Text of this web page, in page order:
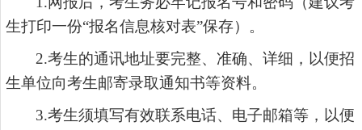
生打印一份“报名信息核对表”保存）。
2.考生的通讯地址要完整、准确、详细，以便招
生单位向考生邮寄录取通知书等资料。
3.考生须填写有效联系电话、电子邮箱等，以便